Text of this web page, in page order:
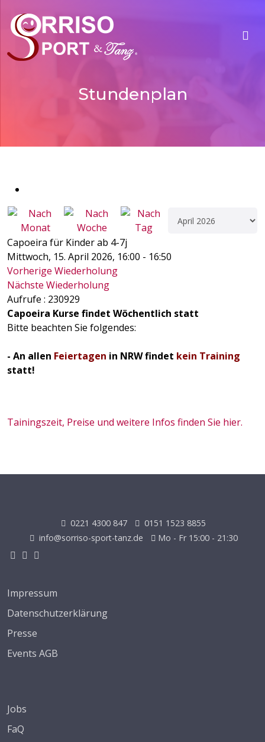
Stundenplan
Capoeira für Kinder ab 4-7j
Mittwoch, 15. April 2026, 16:00 - 16:50
Vorherige Wiederholung
Nächste Wiederholung
Aufrufe : 230929
Capoeira Kurse findet Wöchentlich statt
Bitte beachten Sie folgendes:
- An allen Feiertagen in NRW findet kein Training
statt!
Tainingszeit, Preise und weitere Infos finden Sie hier.
0221 4300 847
0151 1523 8855
info@sorriso-sport-tanz.de
Mo - Fr 15:00 - 21:30
Impressum
Datenschutzerklärung
Presse
Events AGB
Jobs
FaQ